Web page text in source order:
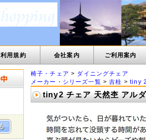
利用規約 会社案内 ご利用案内
椅子・チェア > ダイニングチェア
メーカー・シリーズ一覧 >吉桂 >tiny
tiny2 チェア 天然杢 アル